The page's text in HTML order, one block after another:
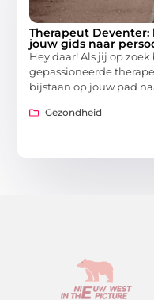
Therapeut
jouw gids naar
Hey daar! Als jij op
gepassioneerde
bijstaan op jouw pad
Gezondheid